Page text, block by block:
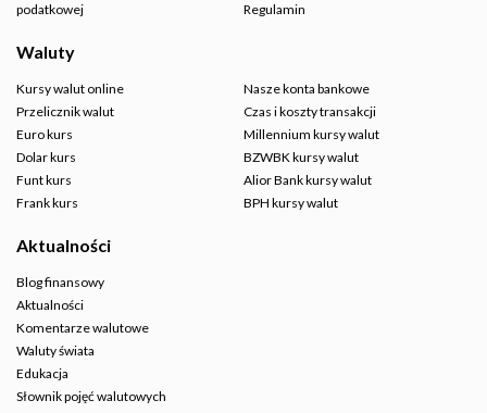
podatkowej
Regulamin
Waluty
Kursy walut online
Przelicznik walut
Euro kurs
Dolar kurs
Funt kurs
Frank kurs
Nasze konta bankowe
Czas i koszty transakcji
Millennium kursy walut
BZWBK kursy walut
Alior Bank kursy walut
BPH kursy walut
Aktualności
Blog finansowy
Aktualności
Komentarze walutowe
Waluty świata
Edukacja
Słownik pojęć walutowych